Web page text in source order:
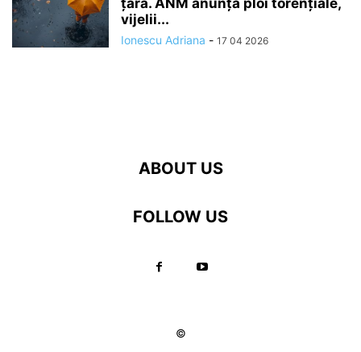
vijelii...
Ionescu Adriana - 17 04 2026
ABOUT US
FOLLOW US
©